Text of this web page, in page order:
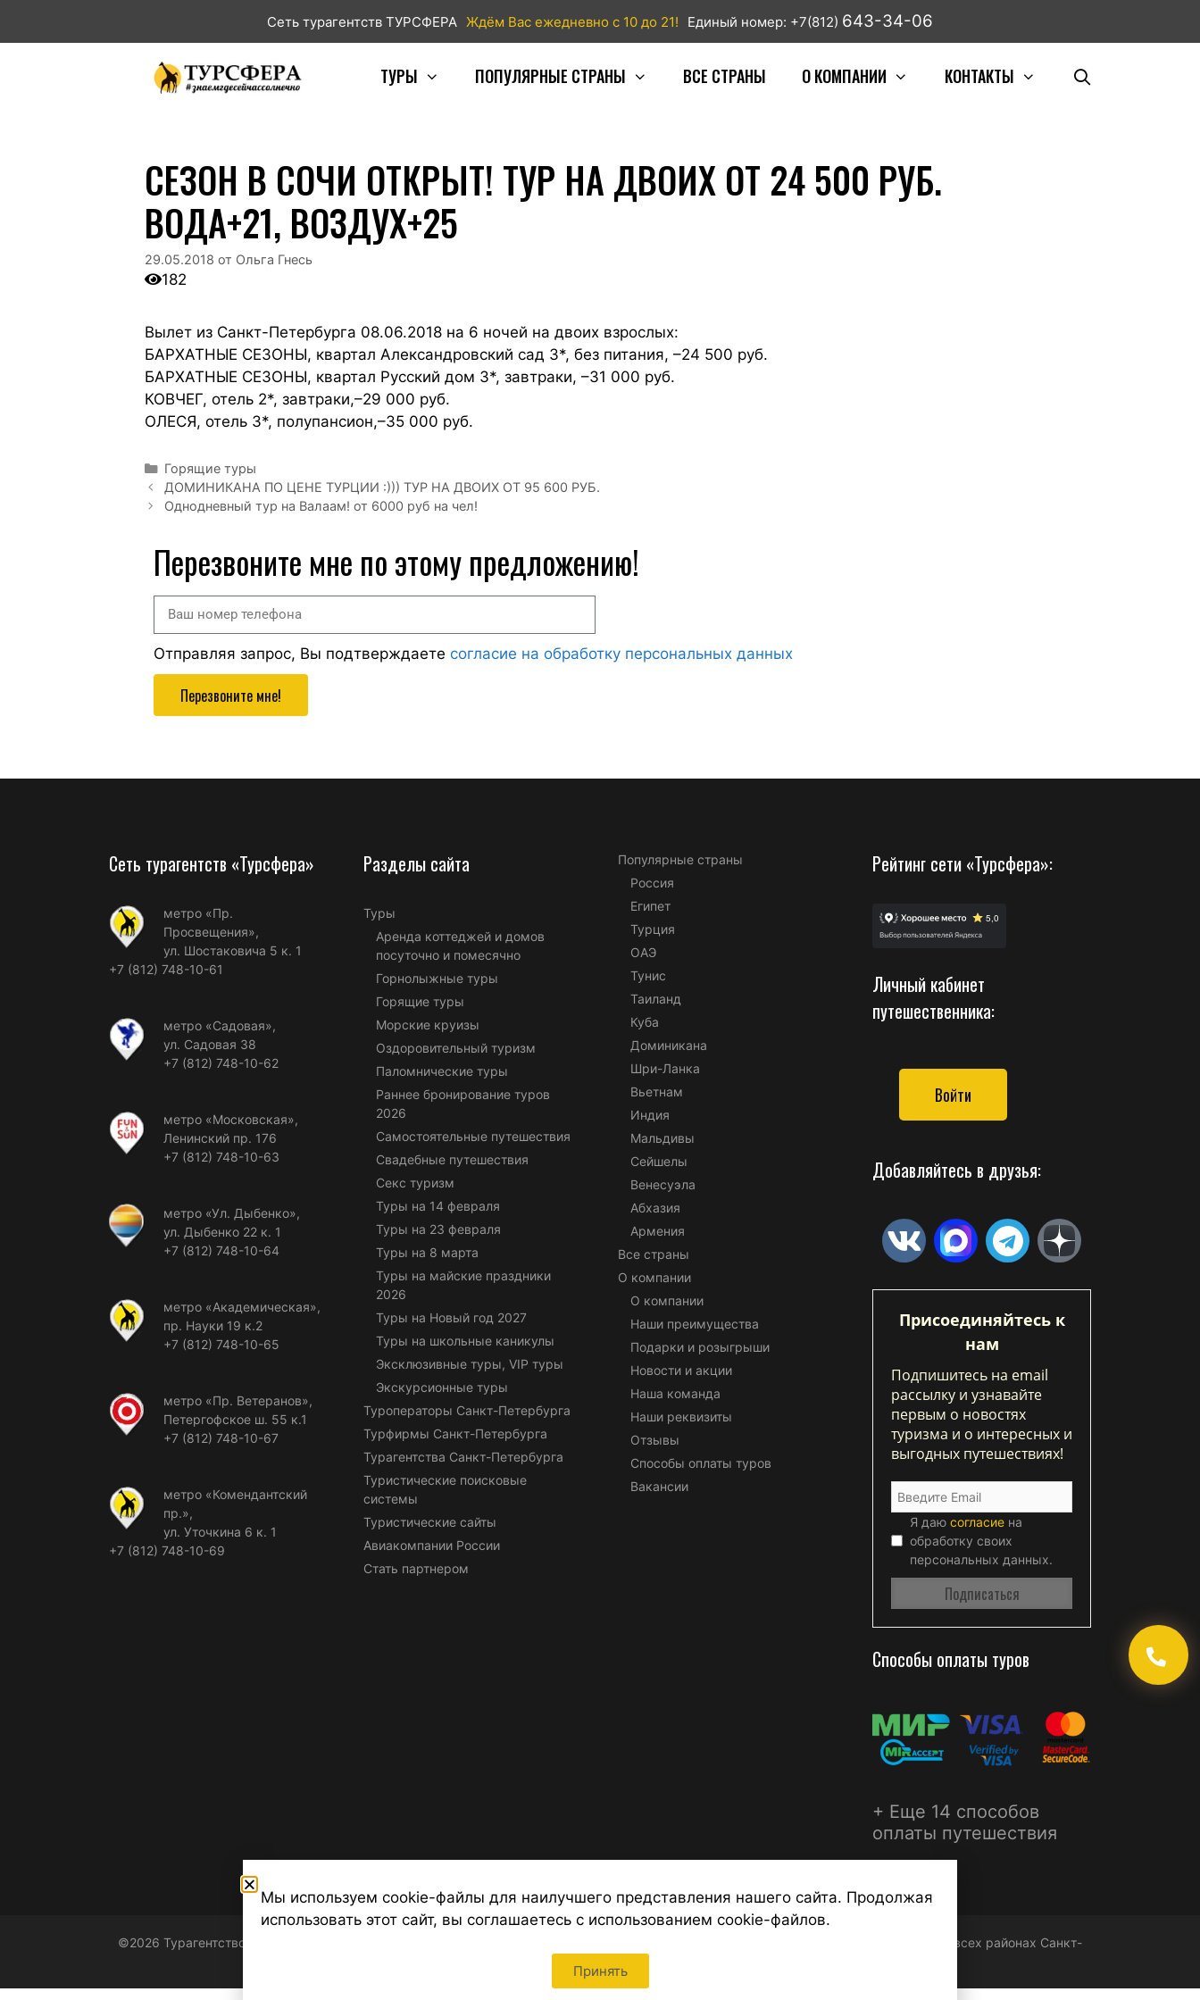
Сеть турагентств ТУРСФЕРА Ждём Вас ежедневно с 10 до 21! Единый номер: +7(812) 643-34-06
ТУРЫ ПОПУЛЯРНЫЕ СТРАНЫ ВСЕ СТРАНЫ О КОМПАНИИ КОНТАКТЫ
СЕЗОН В СОЧИ ОТКРЫТ! ТУР НА ДВОИХ ОТ 24 500 РУБ.
ВОДА+21, ВОЗДУХ+25
29.05.2018 от Ольга Гнесь
182
Вылет из Санкт-Петербурга 08.06.2018 на 6 ночей на двоих взрослых:
БАРХАТНЫЕ СЕЗОНЫ, квартал Александровский сад 3*, без питания, –24 500 руб.
БАРХАТНЫЕ СЕЗОНЫ, квартал Русский дом 3*, завтраки, –31 000 руб.
КОВЧЕГ, отель 2*, завтраки,–29 000 руб.
ОЛЕСЯ, отель 3*, полупансион,–35 000 руб.
Горящие туры
ДОМИНИКАНА ПО ЦЕНЕ ТУРЦИИ :))) ТУР НА ДВОИХ ОТ 95 600 РУБ.
Однодневный тур на Валаам! от 6000 руб на чел!
Перезвоните мне по этому предложению!
Отправляя запрос, Вы подтверждаете согласие на обработку персональных данных
Перезвоните мне!
Сеть турагентств «Турсфера»
метро «Пр.
Просвещения»,
ул. Шостаковича 5 к. 1
+7 (812) 748-10-61
метро «Садовая»,
ул. Садовая 38
+7 (812) 748-10-62
метро «Московская»,
Ленинский пр. 176
+7 (812) 748-10-63
метро «Ул. Дыбенко»,
ул. Дыбенко 22 к. 1
+7 (812) 748-10-64
метро «Академическая»,
пр. Науки 19 к.2
+7 (812) 748-10-65
метро «Пр. Ветеранов»,
Петергофское ш. 55 к.1
+7 (812) 748-10-67
метро «Комендантский
пр.»,
ул. Уточкина 6 к. 1
+7 (812) 748-10-69
Разделы сайта
Туры
Аренда коттеджей и домов
посуточно и помесячно
Горнолыжные туры
Горящие туры
Морские круизы
Оздоровительный туризм
Паломнические туры
Раннее бронирование туров
2026
Самостоятельные путешествия
Свадебные путешествия
Секс туризм
Туры на 14 февраля
Туры на 23 февраля
Туры на 8 марта
Туры на майские праздники
2026
Туры на Новый год 2027
Туры на школьные каникулы
Эксклюзивные туры, VIP туры
Экскурсионные туры
Туроператоры Санкт-Петербурга
Турфирмы Санкт-Петербурга
Турагентства Санкт-Петербурга
Туристические поисковые
системы
Туристические сайты
Авиакомпании России
Стать партнером
Популярные страны
Россия
Египет
Турция
ОАЭ
Тунис
Таиланд
Куба
Доминикана
Шри-Ланка
Вьетнам
Индия
Мальдивы
Сейшелы
Венесуэла
Абхазия
Армения
Все страны
О компании
О компании
Наши преимущества
Подарки и розыгрыши
Новости и акции
Наша команда
Наши реквизиты
Отзывы
Способы оплаты туров
Вакансии
Рейтинг сети «Турсфера»:
Личный кабинет
путешественника:
Войти
Добавляйтесь в друзья:
Присоединяйтесь к
нам
Подпишитесь на email
рассылку и узнавайте
первым о новостях
туризма и о интересных и
выгодных путешествиях!
Я даю согласие на
обработку своих
персональных данных.
Способы оплаты туров
+ Еще 14 способов
оплаты путешествия
©2026 Турагентство Турсфера - Поиск туров от надежных туроператоров, официальный сайт турфирмы ТУРСФЕРА - турагентства во всех районах Санкт-
Мы используем cookie-файлы для наилучшего представления нашего сайта. Продолжая
использовать этот сайт, вы соглашаетесь с использованием cookie-файлов.
Принять